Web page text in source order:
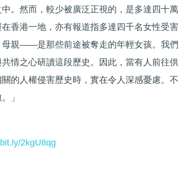
。然而，較少被廣泛正視的，是多達四十萬
香港一地，亦有報道指多達四千名女性受害
母親——是那些前途被奪走的年輕女孩。我們
情之心研讀這段歷史。因此，當有人前往供
的人權侵害歷史時，實在令人深感憂慮。不
」
2kgU8qg